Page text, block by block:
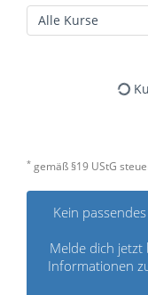
Alle Kurse
* gemäß §19 UStG
Kein
Melde dich
Informationen